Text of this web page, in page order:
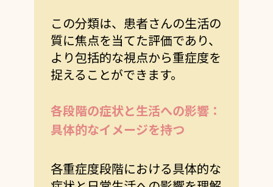
この分類は、患者さんの生活の
質に焦点を当てた評価であり、
より包括的な視点から重症度を
捉えることができます。
各段階の症状と生活への影響：
具体的なイメージを持つ
各重症度段階における具体的な